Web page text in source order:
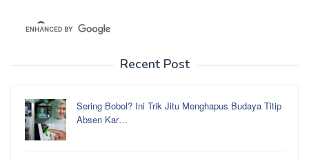
Recent Post
Sering Bobol? Ini Trik Jitu Menghapus Budaya Titip
Absen Kar…